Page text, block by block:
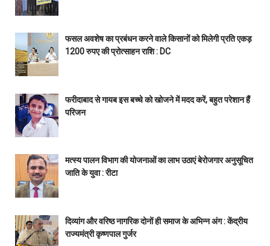
फसल अवशेष का प्रबंधन करने वाले किसानों को मिलेगी प्रति एकड़
1200 रुपए की प्रोत्साहन राशि : DC
फरीदाबाद से गायब इस बच्चे को खोजने में मदद करें, बहुत परेशान हैं
परिजन
मत्स्य पालन विभाग की योजनाओं का लाभ उठाएं बेरोजगार अनुसूचित
जाति के युवा : रीटा
दिव्यांग और वरिष्ठ नागरिक दोनों ही समाज के अभिन्न अंग : केंद्रीय
राज्यमंत्री कृष्णपाल गुर्जर